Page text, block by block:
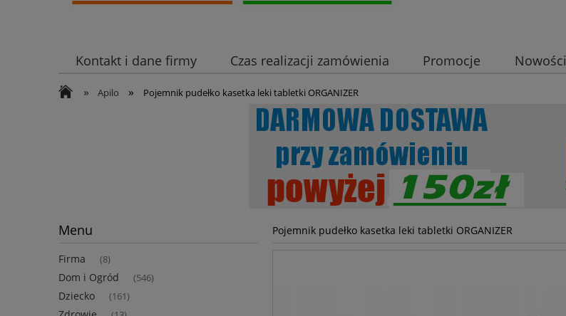
Kontakt i dane firmy Czas realizacji zamówienia Promocje Nowości
» Apilo » Pojemnik pudełko kasetka leki tabletki ORGANIZER
Menu
Firma (8)
Dom i Ogród (546)
Dziecko (161)
Pojemnik pudełko kasetka leki tabletki ORGANIZER